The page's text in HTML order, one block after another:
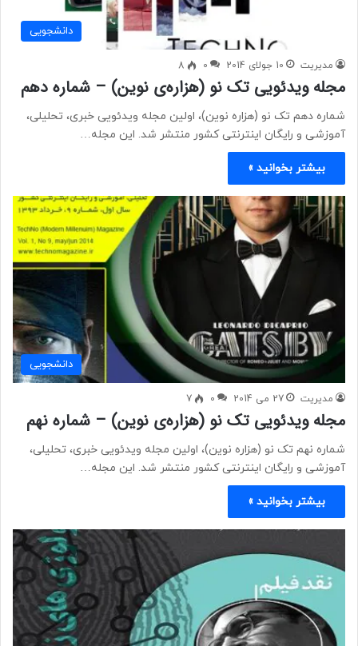
دانشجویی
مدیریت 10 جولای 2014 0
8
مجله ویدئویی تک نو (هزاره‌ی نوین) – شماره دهم
شماره دهم تک نو (هزاره نوین)، اولین مجله ویدئویی خبری، تحلیلی،
آموزشی و رایگان اینترنتی کشور منتشر شد. این مجله…
بیشتر بخوانید »
دانشجویی
مدیریت 27 می 2014 0
7
مجله ویدئویی تک نو (هزاره‌ی نوین) – شماره نهم
شماره نهم تک نو (هزاره نوین)، اولین مجله ویدئویی خبری، تحلیلی،
آموزشی و رایگان اینترنتی کشور منتشر شد. این مجله…
بیشتر بخوانید »